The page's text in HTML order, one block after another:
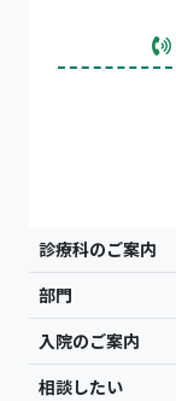
診療科のご案内
部門
入院のご案内
相談したい